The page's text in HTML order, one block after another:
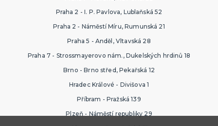
Praha 2 - I. P. Pavlova, Lublaňská 52
Praha 2 - Náměstí Míru, Rumunská 21
Praha 5 - Anděl, Vltavská 28
Praha 7 - Strossmayerovo nám., Dukelských hrdinů 18
Brno - Brno střed, Pekařská 12
Hradec Králové - Divišova 1
Příbram - Pražská 139
Plzeň - Náměstí republiky 29